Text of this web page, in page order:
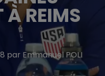
À REIMS
par Emmanuel POLI